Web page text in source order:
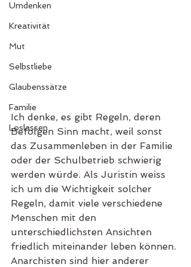
Umdenken
Kreativität
Mut
Selbstliebe
Glaubenssätze
Familie
Loslassen
Ich denke, es gibt Regeln, deren
Befolgen Sinn macht, weil sonst
das Zusammenleben in der Familie
oder der Schulbetrieb schwierig
werden würde. Als Juristin weiss
ich um die Wichtigkeit solcher
Regeln, damit viele verschiedene
Menschen mit den
unterschiedlichsten Ansichten
friedlich miteinander leben können.
Anarchisten sind hier anderer